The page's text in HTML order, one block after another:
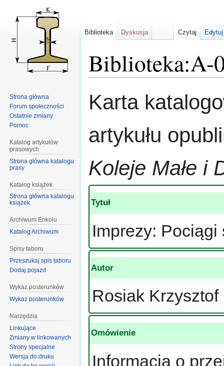
Biblioteka:A-
do
do
Karta
artykułu
Koleje Małe i
Tytuł
Imprezy:
Autor
Rosiak Krzysztof
Omówienie
Informacja o
Biblioteka Dyskusja Czytaj
Strona główna
Forum społeczności
Ostatnie zmiany
Pomoc
Katalog artykułów
prasowych
Strona główna katalogu
prasy
Katalog książek
Strona główna katalogu
książek
Archiwum Enkolu
Katalog Archiwum
Spisy taboru
Przeszukaj spis taboru
Dodaj pojazd
Wykaz posterunków
Wykaz posterunków
Narzędzia
Linkujące
Zmiany w linkowanych
Strony specjalne
Wersja do druku